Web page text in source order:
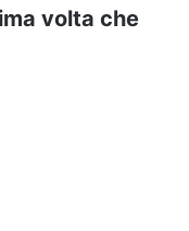
volta che